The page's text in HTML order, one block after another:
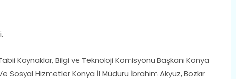
Kaynaklar, Bilgi ve Teknoloji Komisyonu Başkanı Konya
Sosyal Hizmetler Konya İl Müdürü İbrahim Akyüz, Bozkır